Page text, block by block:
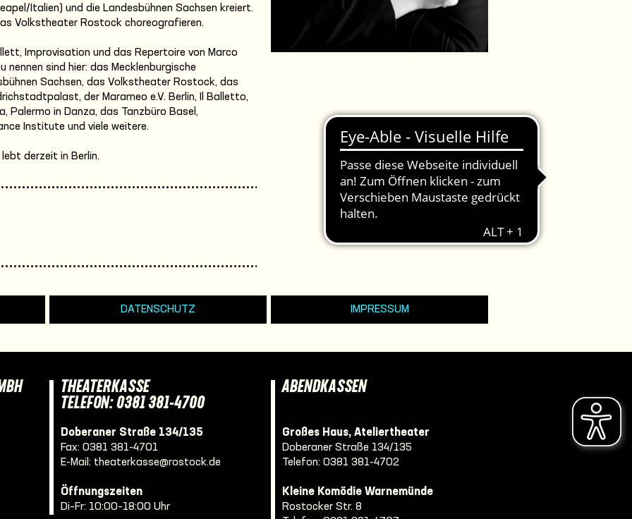
Italien) und die Landesbühnen Sachsen kreiert.
Volkstheater Rostock choreografieren.
Improvisation und das Repertoire von Marco
nennen sind hier: das Mecklenburgische
Sachsen, das Volkstheater Rostock, das
der Marameo e.V. Berlin, Il Balletto,
Palermo in Danza, das Tanzbüro Basel,
Institute und viele weitere.
derzeit in Berlin.
DATENSCHUTZ IMPRESSUM
THEATERKASSE
TELEFON: 0381 381-4700
Doberaner Straße 134/135
Fax: 0381 381-4701
E-Mail: theaterkasse@rostock.de
Öffnungszeiten
Di–Fr: 10:00–18:00 Uhr
ABENDKASSEN
Großes Haus, Ateliertheater
Doberaner Straße 134/135
Telefon: 0381 381-4702
Kleine Komödie Warnemünde
Rostocker Str. 8